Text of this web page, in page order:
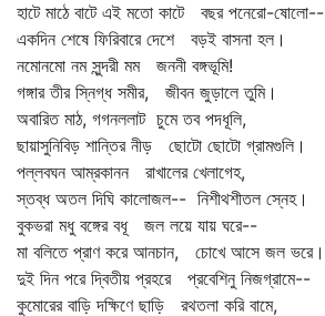
হাটে মাঠে বাটে এই মতো কাটে বছর পনেরো-ষোলো--
একদিন শেষে ফিরিবারে দেশে বড়ই বাসনা হল।
নমোনমো নম সুন্দরী মম জননী বঙ্গভূমি!
গঙ্গার তীর স্নিগ্ধ সমীর, জীবন জুড়ালে তুমি।
অবারিত মাঠ, গগনললাট চুমে তব পদধূলি,
ছায়াসুনিবিড় শান্তির নীড় ছোটো ছোটো গ্রামগুলি।
পল্লবঘন আম্রকানন রাখালের খেলাগেহ,
স্তব্ধ অতল দিঘি কালোজল-- নিশীথশীতল স্নেহ।
বুকভরা মধু বঙ্গের বধূ জল লয়ে যায় ঘরে--
মা বলিতে প্রাণ করে আনচান, চোখে আসে জল ভরে।
দুই দিন পরে দ্বিতীয় প্রহরে প্রবেশিনু নিজগ্রামে--
কুমোরের বাড়ি দক্ষিণে ছাড়ি রথতলা করি বামে,